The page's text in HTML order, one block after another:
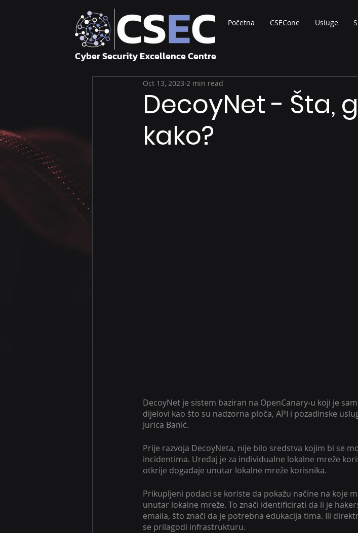
Cyber Security Excellence Centre
Početna CSECone Usluge
DecoyNet - Šta,
kako?
Oct 13, 2023 2 min read
DecoyNet je sistem baziran na OpenCanary-u koji je
dijelovi kao što su nadzorna ploča, API i pozadinske
Jurica Banić.
Prije razvoja DecoyNeta, nije bilo sredstva kojim bi se
incidentima. Uređaj je za individualne lokalne mreže
otkrije događaje unutar lokalne mreže korisnika.
Prikupljeni podaci se koriste da pokažu načine na koje
unutar lokalne mreže. To znači identificirati da li je
emaila, što znači da je potrebna edukacija tima. Ili
se prilagodi infrastrukturu.